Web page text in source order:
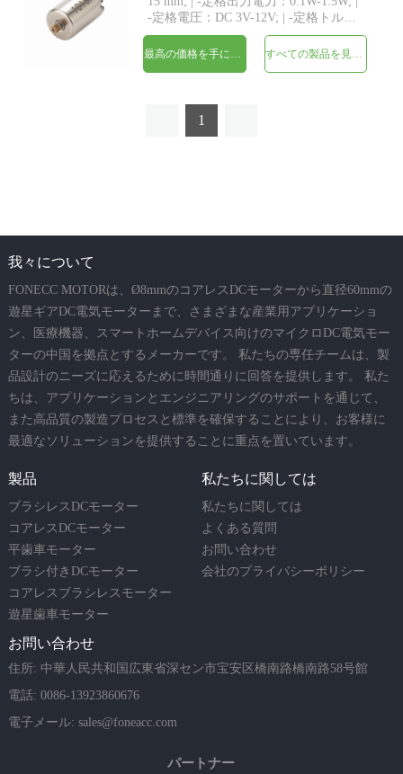
-定格電圧：DC 3V-12V; | -定格トル
ク：最大20 gf-cm; | -シャフト：
Φ1.0mm、長さカスタム; | -構造：永久
1
我々について
FONECC MOTORは、Ø8mmのコアレスDCモーターから直径60mmの
遊星ギアDC電気モーターまで、さまざまな産業用アプリケーショ
ン、医療機器、スマートホームデバイス向けのマイクロDC電気モー
ターの中国を拠点とするメーカーです。 私たちの専任チームは、製
品設計のニーズに応えるために時間通りに回答を提供します。 私た
ちは、アプリケーションとエンジニアリングのサポートを通じて、
また高品質の製造プロセスと標準を確保することにより、お客様に
最適なソリューションを提供することに重点を置いています。
製品
ブラシレスDCモーター
コアレスDCモーター
平歯車モーター
ブラシ付きDCモーター
コアレスブラシレスモーター
遊星歯車モーター
私たちに関しては
私たちに関しては
よくある質問
お問い合わせ
会社のプライバシーポリシー
お問い合わせ
住所: 中華人民共和国広東省深セン市宝安区橋南路橋南路58号館
電話: 0086-13923860676
電子メール: sales@foneacc.com
パートナー